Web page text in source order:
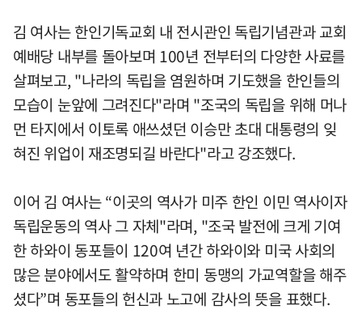
김 여사는 한인기독교회 내 전시관인 독립기념관과 교회
예배당 내부를 돌아보며 100년 전부터의 다양한 사료를
살펴보고, "나라의 독립을 염원하며 기도했을 한인들의
모습이 눈앞에 그려진다"라며 "조국의 독립을 위해 머나
먼 타지에서 이토록 애쓰셨던 이승만 초대 대통령의 잊
혀진 위업이 재조명되길 바란다"라고 강조했다.
이어 김 여사는 “이곳의 역사가 미주 한인 이민 역사이자
독립운동의 역사 그 자체"라며, "조국 발전에 크게 기여
한 하와이 동포들이 120여 년간 하와이와 미국 사회의
많은 분야에서도 활약하며 한미 동맹의 가교역할을 해주
셨다”며 동포들의 헌신과 노고에 감사의 뜻을 표했다.